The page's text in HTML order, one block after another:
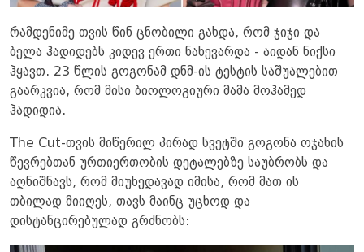
რამდენიმე თვის წინ ცნობილი გახდა, რომ ჯიჯი და
ბელა ჰადიდებს კიდევ ერთი ნახევარდა - აიდან ნიქსი
ჰყავთ. 23 წლის გოგონამ დნმ-ის ტესტის საშუალებით
გაარკვია, რომ მისი ბიოლოგიური მამა მოჰამედ
ჰადიდია.
The Cut-თვის მიწერილ პირად სვეტში გოგონა ოჯახის
წევრებთან ურთიერთობის დეტალებზე საუბრობს და
აღნიშნავს, რომ მიუხედავად იმისა, რომ მათ ის
თბილად მიიღეს, თავს მაინც უცხოდ და
დისტანცირებულად გრძნობს: